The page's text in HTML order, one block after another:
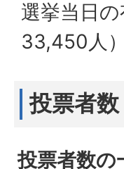
選挙当日
33,450人
投票者数
投票者数の